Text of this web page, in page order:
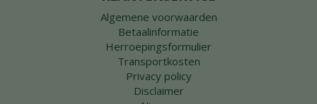
Algemene voorwaarden
Betaalinformatie
Herroepingsformulier
Transportkosten
Privacy policy
Disclaimer